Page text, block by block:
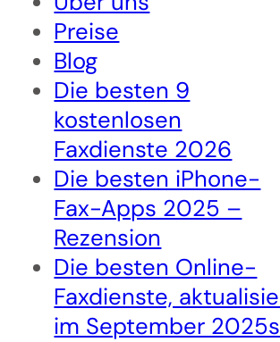
Preise
Blog
Die besten 9
kostenlosen
Faxdienste 2026
Die besten iPhone-
Fax-Apps 2025 –
Rezension
Die besten Online-
Faxdienste,
im September 2025s